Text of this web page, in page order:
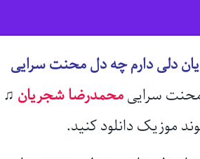
دلی دارم چه دل محنت سرایی
محنت سراییمحمدرضا شجریان ♫
موزیک دانلود کنید.